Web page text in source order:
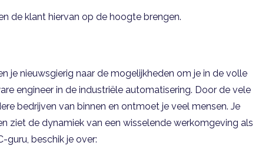
de klant hiervan op de hoogte brengen.
je nieuwsgierig naar de mogelijkheden om je in de volle
engineer in de industriële automatisering. Door de vele
bedrijven van binnen en ontmoet je veel mensen. Je
ziet de dynamiek van een wisselende werkomgeving als
guru, beschik je over: